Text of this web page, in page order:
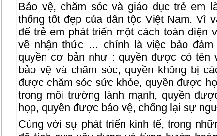
Bảo vệ, chăm sóc và giáo dục trẻ em
thống tốt đẹp của dân tộc Việt Nam. Vì
để trẻ em phát triển một cách toàn diện
về nhận thức … chính là việc bảo
quyền cơ bản như : quyền được có tên
bảo vệ và chăm sóc, quyền không bị
được chăm sóc sức khỏe, quyền được
trong môi trường lành mạnh, quyền
họp, quyền được bảo vệ, chống lại sự
Cùng với sự phát triển kinh tế, trong